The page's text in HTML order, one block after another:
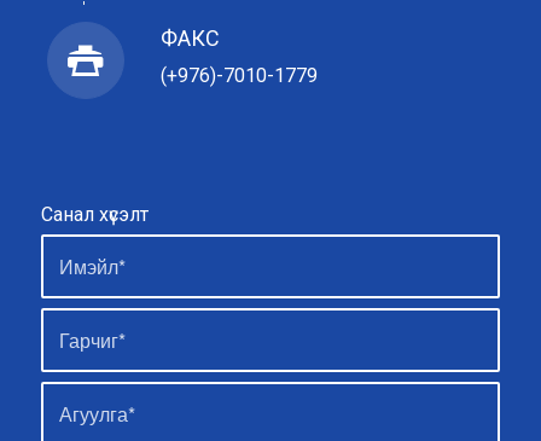
ФАКС
(+976)-7010-1779
Санал хүсэлт